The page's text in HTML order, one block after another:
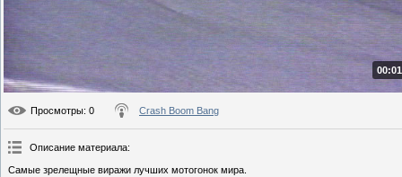
Просмотры: 0 Crash Boom Bang
Описание материала:
Самые зрелещные виражи лучших мотогонок мира.